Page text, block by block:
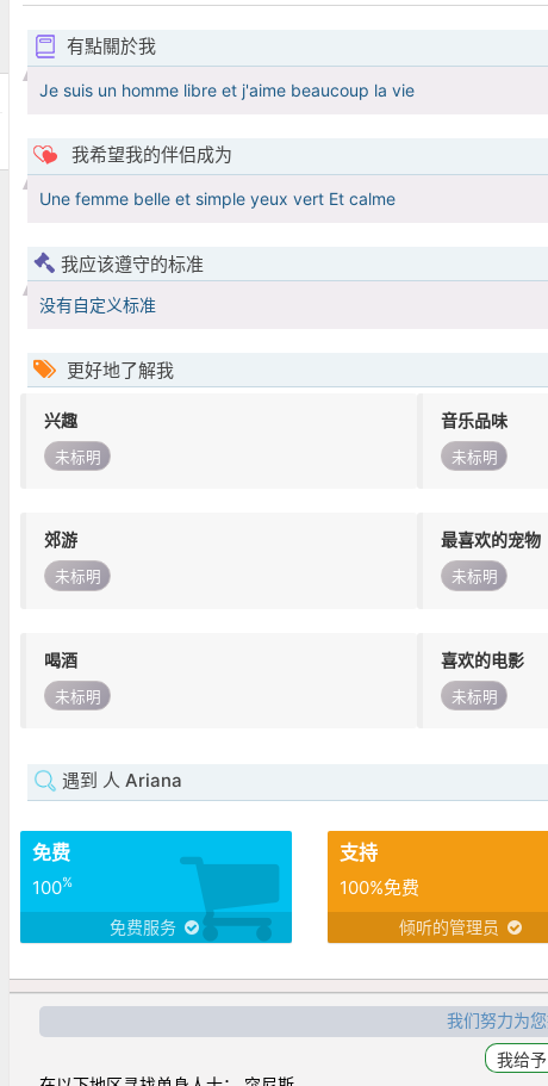
有點關於我
Je suis un homme libre et j'aime beaucoup la vie
我希望我的伴侣成为
Une femme belle et simple yeux vert Et calme
我应该遵守的标准
没有自定义标准
更好地了解我
兴趣
未标明
音乐品味
未标明
郊游
未标明
最喜欢的宠物
未标明
喝酒
未标明
喜欢的电影
未标明
遇到 人 Ariana
免费
100%
免费服务
支持
100%免费
倾听的管理员
我们努力为